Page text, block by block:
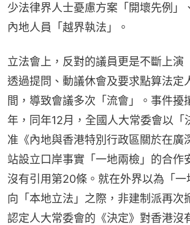
少法律界人士憂慮方案「開壞先例」
內地人員「越界執法」。
立法會上，反對的議員更是不斷上演
透過提問、動議休會及要求點算法定
間，導致會議多次「流會」。事件擾
年，同年12月，全國人大常委會以「
准《內地與香港特別行政區關於在廣
站設立口岸事實「一地兩檢」的合作
沒有引用第20條。就在外界以為「一
向「本地立法」之際，非建制派再次
認定人大常委會的《決定》對香港沒